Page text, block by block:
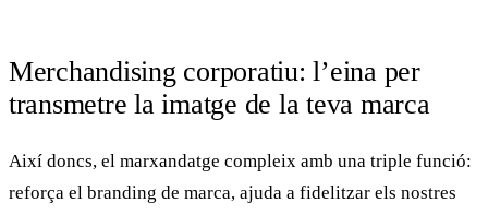
Merchandising corporatiu: l’eina per
transmetre la imatge de la teva marca
Així doncs, el marxandatge compleix amb una triple funció:
reforça el branding de marca, ajuda a fidelitzar els nostres